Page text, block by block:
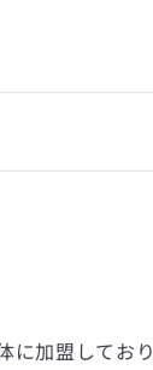
に加盟してお